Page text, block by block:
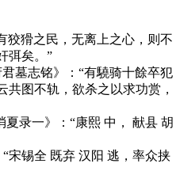
狡猾之民，无离上之心，则不
弭矣。”
墓志铭》：“有驍骑十餘卒犯
图不轨，欲杀之以求功赏，
夏录一》：“康熙 中， 献县 胡
宋锡全 既弃 汉阳 逃，率众挟